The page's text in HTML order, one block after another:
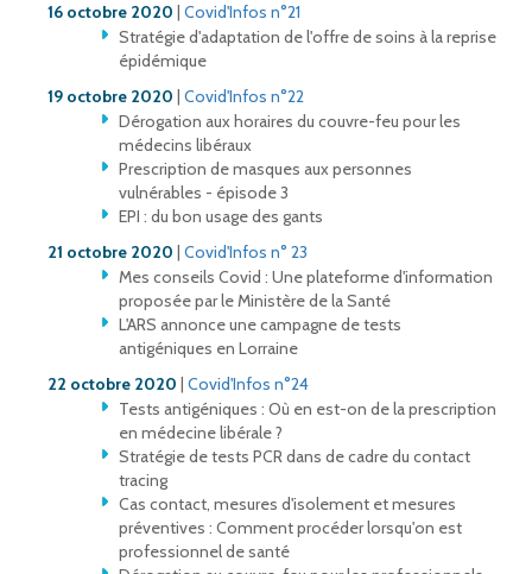
16 octobre 2020 | Covid'Infos n°21
Stratégie d'adaptation de l'offre de soins à la reprise
épidémique
19 octobre 2020 | Covid'Infos n°22
Dérogation aux horaires du couvre-feu pour les
médecins libéraux
Prescription de masques aux personnes
vulnérables - épisode 3
EPI : du bon usage des gants
21 octobre 2020 | Covid'Infos n° 23
Mes conseils Covid : Une plateforme d'information
proposée par le Ministère de la Santé
L'ARS annonce une campagne de tests
antigéniques en Lorraine
22 octobre 2020 | Covid'Infos n°24
Tests antigéniques : Où en est-on de la prescription
en médecine libérale ?
Stratégie de tests PCR dans de cadre du contact
tracing
Cas contact, mesures d'isolement et mesures
préventives : Comment procéder lorsqu'on est
professionnel de santé